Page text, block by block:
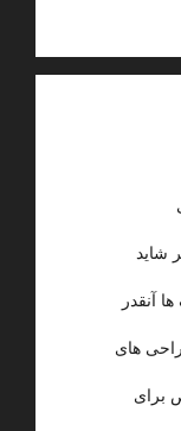
شاید
آنقدر
های
برای